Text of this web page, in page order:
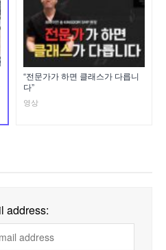
“전문가가 하면 클래스가 다릅니
다”
영상
address: